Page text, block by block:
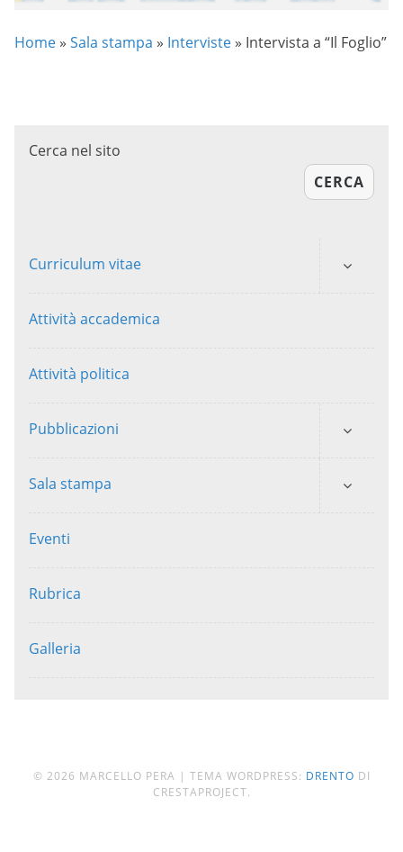
Home » Sala stampa » Interviste » Intervista a “Il Foglio”
Cerca nel sito
CERCA
Curriculum vitae
Attività accademica
Attività politica
Pubblicazioni
Sala stampa
Eventi
Rubrica
Galleria
© 2026 MARCELLO PERA | TEMA WORDPRESS: DRENTO DI
CRESTAPROJECT.